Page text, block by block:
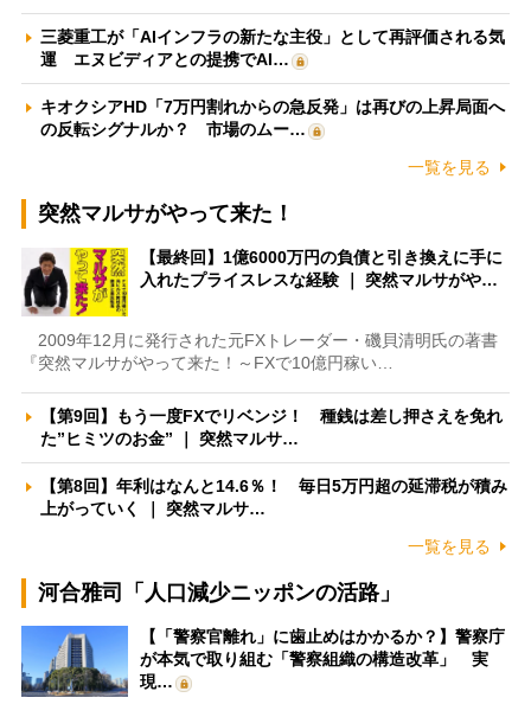
三菱重工が「AIインフラの新たな主役」として再評価される気
運 エヌビディアとの提携でAI…
キオクシアHD「7万円割れからの急反発」は再びの上昇局面へ
の反転シグナルか？ 市場のムー…
一覧を見る
突然マルサがやって来た！
【最終回】1億6000万円の負債と引き換えに手に
入れたプライスレスな経験 ｜ 突然マルサがや…
2009年12月に発行された元FXトレーダー・磯貝清明氏の著書
『突然マルサがやって来た！～FXで10億円稼い…
【第9回】もう一度FXでリベンジ！ 種銭は差し押さえを免れ
た”ヒミツのお金” ｜ 突然マルサ…
【第8回】年利はなんと14.6％！ 毎日5万円超の延滞税が積み
上がっていく ｜ 突然マルサ…
一覧を見る
河合雅司「人口減少ニッポンの活路」
【「警察官離れ」に歯止めはかかるか？】警察庁
が本気で取り組む「警察組織の構造改革」 実
現…